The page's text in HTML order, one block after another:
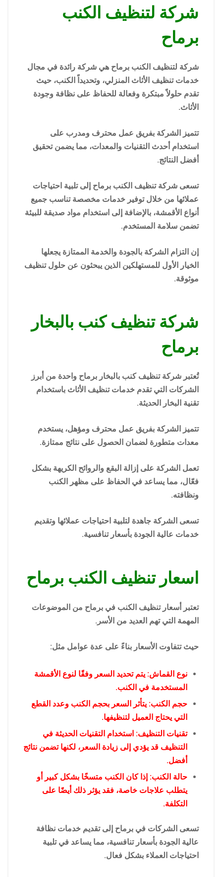
شركة لتنظيف الكنب
برماح
شركة لتنظيف الكنب برماح هي شركة رائدة في مجال
خدمات تنظيف الأثاث المنزلي، وتحديداً الكنب، حيث
تقدم حلولاً مبتكرة وفعالة للحفاظ على نظافة وجودة
الأثاث.
تتميز الشركة بفريق عمل محترف ومدرب على
استخدام أحدث التقنيات والمعدات، مما يضمن تحقيق
أفضل النتائج.
تسعى شركة تنظيف الكنب برماح إلى تلبية احتياجات
عملائها من خلال توفير خدمات مخصصة تناسب جميع
أنواع الأقمشة، بالإضافة إلى استخدام مواد صديقة للبيئة
تضمن سلامة المستخدم.
إن التزام الشركة بالجودة والخدمة الممتازة يجعلها
الخيار الأول للمستهلكين الذين يبحثون عن حلول تنظيف
موثوقة.
شركة تنظيف كنب بالبخار
برماح
تُعتبر شركة تنظيف كنب بالبخار برماح واحدة من أبرز
الشركات التي تقدم خدمات تنظيف الأثاث باستخدام
تقنية البخار الحديثة.
تتميز الشركة بفريق عمل محترف ومؤهل، يستخدم
معدات متطورة لضمان الحصول على نتائج ممتازة.
تعمل الشركة على إزالة البقع والروائح الكريهة بشكل
فعّال، مما يساعد في الحفاظ على مظهر الكنب
ونظافته.
تسعى الشركة جاهدة لتلبية احتياجات عملائها وتقديم
خدمات عالية الجودة بأسعار تنافسية.
اسعار تنظيف الكنب برماح
تعتبر أسعار تنظيف الكنب في برماح من الموضوعات
المهمة التي تهم العديد من الأسر.
حيث تتفاوت الأسعار بناءً على عدة عوامل مثل:
نوع القماش: يتم تحديد السعر وفقًا لنوع الأقمشة
المستخدمة في الكنب.
حجم الكنب: يتأثر السعر بحجم الكنب وعدد القطع
التي يحتاج العميل لتنظيفها.
تقنيات التنظيف: استخدام التقنيات الحديثة في
التنظيف قد يؤدي إلى زيادة السعر، لكنها تضمن نتائج
أفضل.
حالة الكنب: إذا كان الكنب متسخًا بشكل كبير أو
يتطلب علاجات خاصة، فقد يؤثر ذلك أيضًا على
التكلفة.
تسعى الشركات في برماح إلى تقديم خدمات نظافة
عالية الجودة بأسعار تنافسية، مما يساعد في تلبية
احتياجات العملاء بشكل فعال.